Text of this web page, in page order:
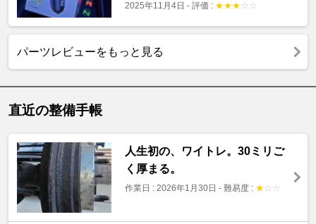
2025年11月4日 - 評価 : ★★★ ☆ ☆
パーツレビューをもっと見る
直近の整備手帳
人生初の、ワイトレ。30ミリご
く厚まる。
作業日 : 2026年1月30日 - 難易度 : ★ ☆ ☆